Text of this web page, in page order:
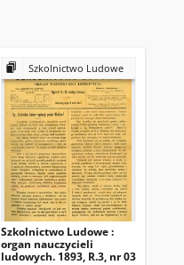
Szkolnictwo Ludowe
Szkolnictwo Ludowe :
organ nauczycieli
ludowych. 1893, R.3, nr 03